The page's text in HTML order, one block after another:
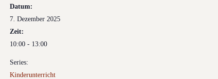
Datum:
7. Dezember 2025
Zeit:
10:00 - 13:00
Series:
Kinderunterricht